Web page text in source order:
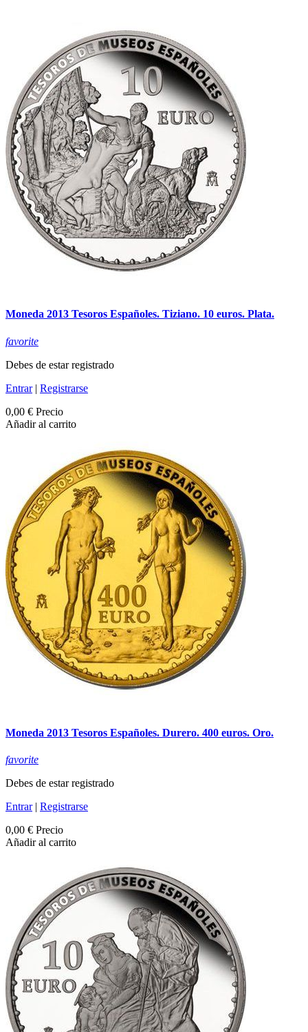
Moneda 2013 Tesoros Españoles. Tiziano. 10 euros. Plata.
favorite
Debes de estar registrado
Entrar| Registrarse
0,00 € Precio
Añadir al carrito
Moneda 2013 Tesoros Españoles. Durero. 400 euros. Oro.
favorite
Debes de estar registrado
Entrar| Registrarse
0,00 € Precio
Añadir al carrito